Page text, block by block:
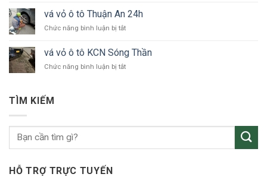
KCN
vỏ
xe
ô
Bắc
Tân
Uyên
vá vỏ ô tô Thuận An 24h
Chức năng bình luận bị tắtở
ô
tô
vá vỏ ô tô KCN Sóng Thần
Chức năng bình luận bị tắtở
Sóng
TÌM KIẾM
HỖ TRỢ TRỰC TUYẾN